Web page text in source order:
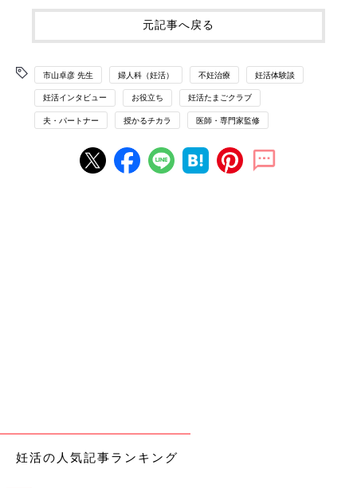
元記事へ戻る
市山卓彦 先生 婦人科（妊活） 不妊治療 妊活体験談
妊活インタビュー お役立ち 妊活たまごクラブ
夫・パートナー 授かるチカラ 医師・専門家監修
妊活の人気記事ランキング